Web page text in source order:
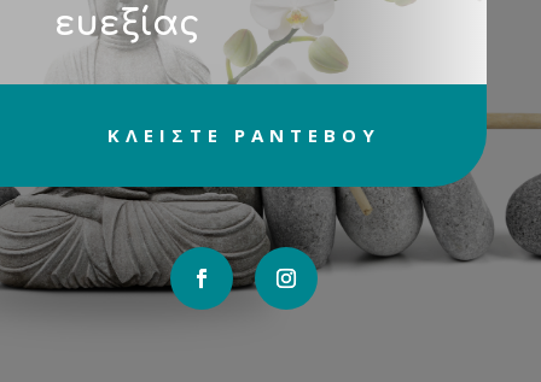
ευεξίας
ΚΛΕΙΣΤΕ ΡΑΝΤΕΒΟΥ